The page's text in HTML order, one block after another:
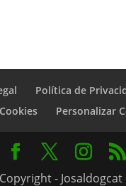
Política de
Personalizar
- Josaldogcat